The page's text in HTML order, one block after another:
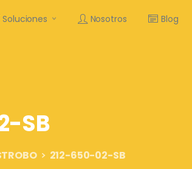
Soluciones Nosotros Blog
SB
212-650-02-SB